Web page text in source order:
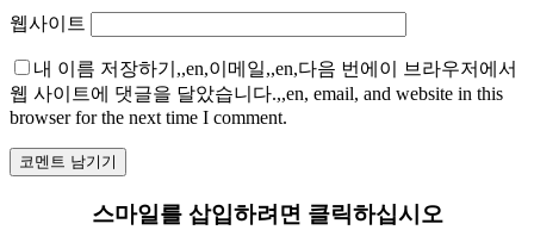
웹사이트
내 이름 저장하기,,en,이메일,,en,다음 번에이 브라우저에서
웹 사이트에 댓글을 달았습니다.,,en, email, and website in this
browser for the next time I comment.
스마일를 삽입하려면 클릭하십시오